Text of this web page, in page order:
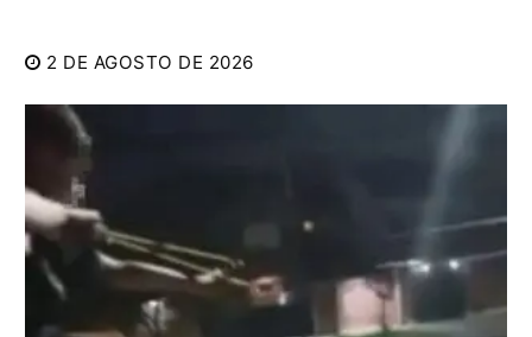
2 DE AGOSTO DE 2026